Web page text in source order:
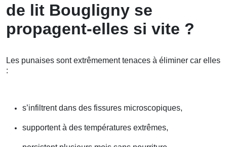
de lit Bougligny se
propagent-elles si vite ?
Les punaises sont extrêmement tenaces à éliminer car elles
:
s’infiltrent dans des fissures microscopiques,
supportent à des températures extrêmes,